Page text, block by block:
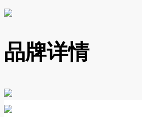
品牌详情